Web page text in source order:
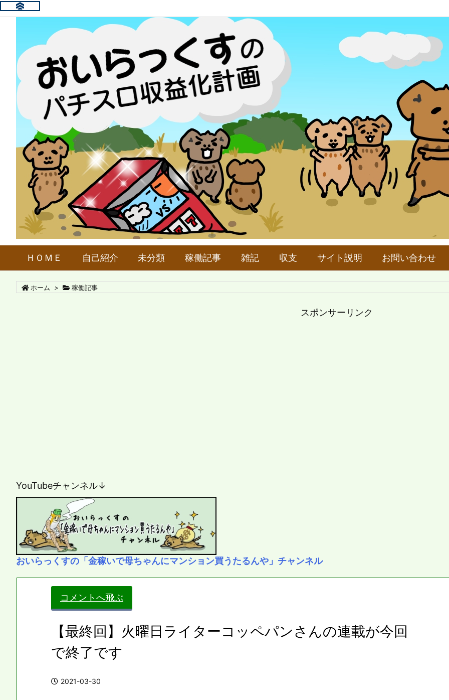
ＨＯＭＥ 自己紹介 未分類 稼働記事 雑記 収支 サイト説明 お問い合わせ
ホーム > 稼働記事
スポンサーリンク
YouTubeチャンネル↓
おいらっくすの「金稼いで母ちゃんにマンション買うたるんや」チャンネル
コメントへ飛ぶ
【最終回】火曜日ライターコッペパンさんの連載が今回
で終了です
2021-03-30